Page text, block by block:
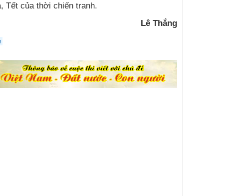
Tết của thời chiến tranh.
Lê Thắng